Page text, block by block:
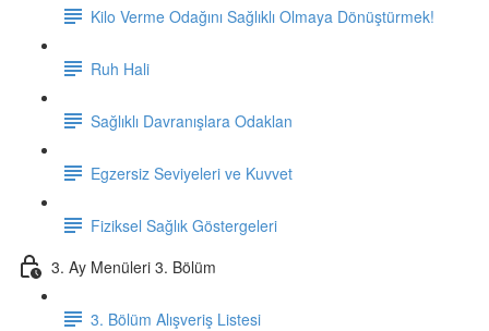
Kilo Verme Odağını Sağlıklı Olmaya Dönüştürmek!
Ruh Hali
Sağlıklı Davranışlara Odaklan
Egzersiz Seviyeleri ve Kuvvet
Fiziksel Sağlık Göstergeleri
3. Ay Menüleri 3. Bölüm
3. Bölüm Alışveriş Listesi